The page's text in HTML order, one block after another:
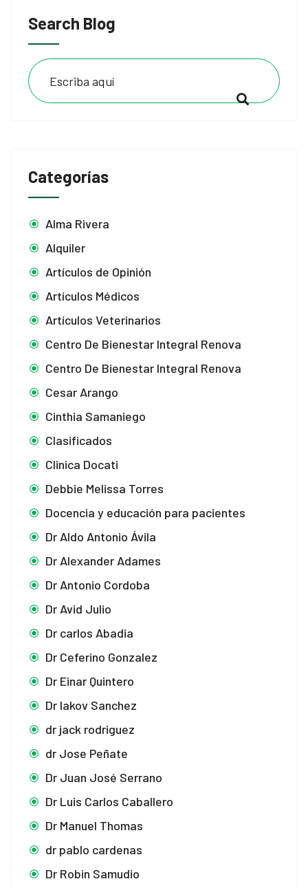
Search Blog
Categorías
Alma Rivera
Alquiler
Artículos de Opinión
Artículos Médicos
Artículos Veterinarios
Centro De Bienestar Integral Renova
Centro De Bienestar Integral Renova
Cesar Arango
Cinthia Samaniego
Clasificados
Clinica Docati
Debbie Melissa Torres
Docencia y educación para pacientes
Dr Aldo Antonio Ávila
Dr Alexander Adames
Dr Antonio Cordoba
Dr Avid Julio
Dr carlos Abadia
Dr Ceferino Gonzalez
Dr Einar Quintero
Dr Iakov Sanchez
dr jack rodriguez
dr Jose Peñate
Dr Juan José Serrano
Dr Luis Carlos Caballero
Dr Manuel Thomas
dr pablo cardenas
Dr Robin Samudio